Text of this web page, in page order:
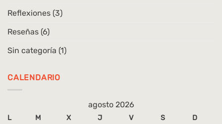
Reflexiones (3)
Reseñas (6)
Sin categoría (1)
CALENDARIO
agosto 2026
L M X J V S
D